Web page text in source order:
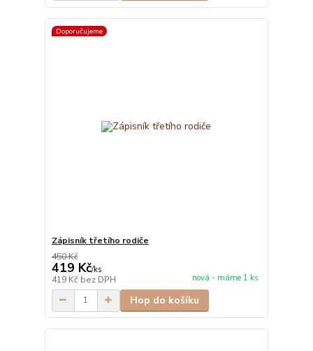
Doporučujeme
Zápisník třetího rodiče
450 Kč
419 Kč/ks
419 Kč bez DPH nová - máme 1 ks
Hop do košíku